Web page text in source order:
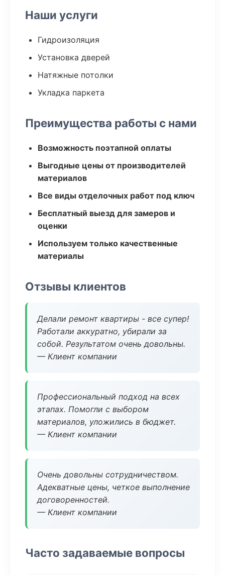
Наши услуги
Гидроизоляция
Установка дверей
Натяжные потолки
Укладка паркета
Преимущества работы с нами
Возможность поэтапной оплаты
Выгодные цены от производителей
материалов
Все виды отделочных работ под ключ
Бесплатный выезд для замеров и
оценки
Используем только качественные
материалы
Отзывы клиентов
Делали ремонт квартиры - все супер!
Работали аккуратно, убирали за
собой. Результатом очень довольны.
— Клиент компании
Профессиональный подход на всех
этапах. Помогли с выбором
материалов, уложились в бюджет.
— Клиент компании
Очень довольны сотрудничеством.
Адекватные цены, четкое выполнение
договоренностей.
— Клиент компании
Часто задаваемые вопросы